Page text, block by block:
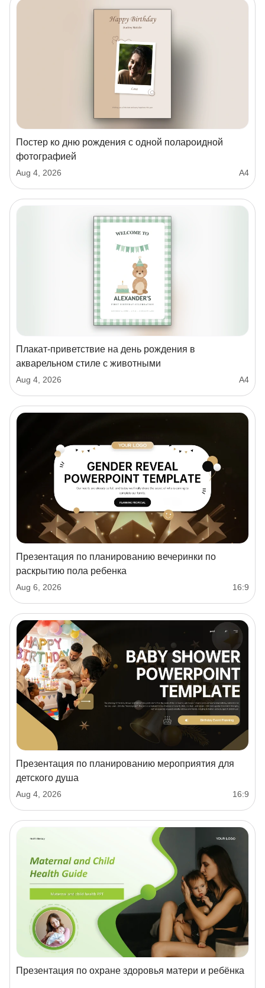
Постер ко дню рождения с одной полароидной
фотографией
Aug 4, 2026 А4
Плакат-приветствие на день рождения в
акварельном стиле с животными
Aug 4, 2026 А4
Презентация по планированию вечеринки по
раскрытию пола ребенка
Aug 6, 2026 16:9
Презентация по планированию мероприятия для
детского душа
Aug 4, 2026 16:9
Презентация по охране здоровья матери и ребёнка